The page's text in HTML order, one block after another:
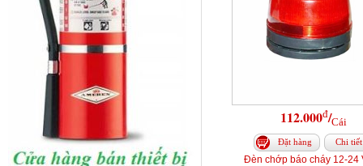
112.000đ/Cái
Đặt hàng Chi tiết
Đèn chớp báo cháy 12-24